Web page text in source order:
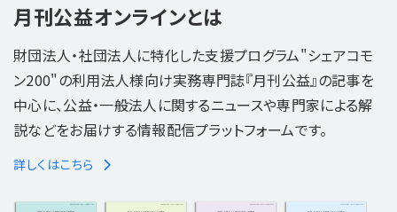
月刊公益オンラインとは
財団法人・社団法人に特化した支援プログラム"シェアコモ
ン200"の利用法人様向け実務専門誌『月刊公益』の記事を
中心に、公益・一般法人に関するニュースや専門家による解
説などをお届けする情報配信プラットフォームです。
詳しくはこちら